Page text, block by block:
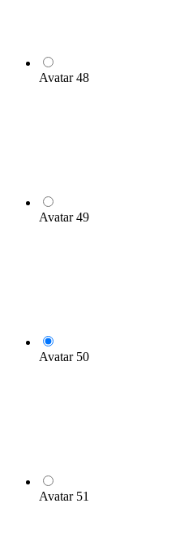
Avatar 48
Avatar 49
Avatar 50
Avatar 51